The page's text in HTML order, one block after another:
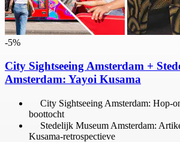
-5%
City Sightseeing Amsterdam +
Amsterdam: Yayoi Kusama
City Sightseeing Amsterdam: Hop-
boottocht
Stedelijk Museum Amsterdam:
Kusama-retrospectieve